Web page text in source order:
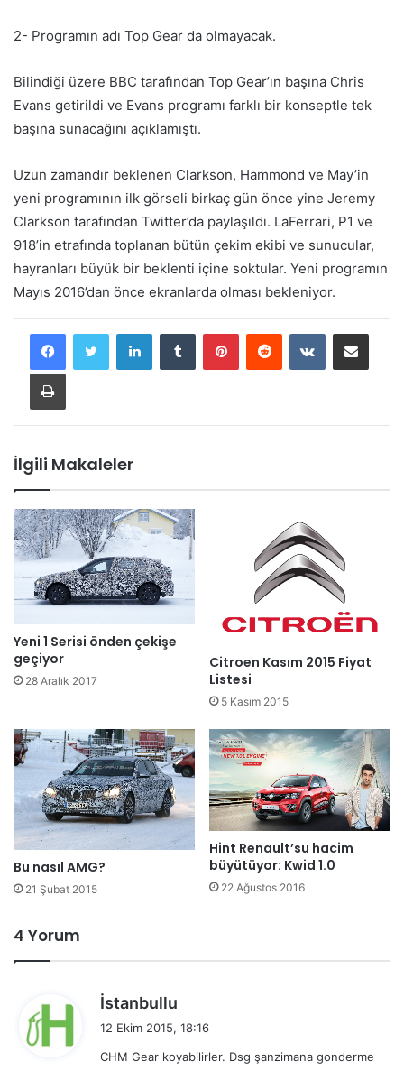
2- Programın adı Top Gear da olmayacak.
Bilindiği üzere BBC tarafından Top Gear’ın başına Chris
Evans getirildi ve Evans programı farklı bir konseptle tek
başına sunacağını açıklamıştı.
Uzun zamandır beklenen Clarkson, Hammond ve May’in
yeni programının ilk görseli birkaç gün önce yine Jeremy
Clarkson tarafından Twitter’da paylaşıldı. LaFerrari, P1 ve
918’in etrafında toplanan bütün çekim ekibi ve sunucular,
hayranları büyük bir beklenti içine soktular. Yeni programın
Mayıs 2016’dan önce ekranlarda olması bekleniyor.
İlgili Makaleler
Yeni 1 Serisi önden çekişe
geçiyor
28 Aralık 2017
Citroen Kasım 2015 Fiyat
Listesi
5 Kasım 2015
Bu nasıl AMG?
21 Şubat 2015
Hint Renault’su hacim
büyütüyor: Kwid 1.0
22 Ağustos 2016
4 Yorum
İstanbullu
i
12 Ekim 2015, 18:16
CHM Gear koyabilirler. Dsg şanzimana gonderme